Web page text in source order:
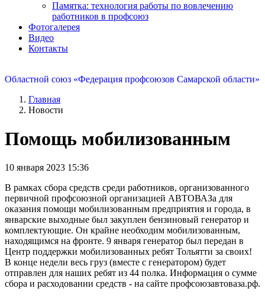
Памятка: технология работы по вовлечению
работников в профсоюз
Фотогалерея
Видео
Контакты
Областной союз «Федерация профсоюзов Самарской области»
Главная
Новости
Помощь мобилизованным
10 января 2023 15:36
В рамках сбора средств среди работников, организованного
первичной профсоюзной организацией АВТОВАЗа для
оказания помощи мобилизованным предприятия и города, в
январские выходные был закуплен бензиновый генератор и
комплектующие. Он крайне необходим мобилизованным,
находящимся на фронте. 9 января генератор был передан в
Центр поддержки мобилизованных ребят Тольятти за своих!
В конце недели весь груз (вместе с генератором) будет
отправлен для наших ребят из 44 полка. Информация о сумме
сбора и расходовании средств - на сайте профсоюзавтоваза.рф.